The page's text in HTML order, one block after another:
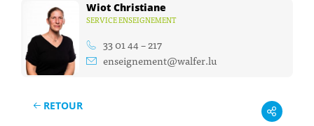
Wiot Christiane
SERVICE ENSEIGNEMENT
33 01 44 – 217
enseignement@walfer.lu
RETOUR